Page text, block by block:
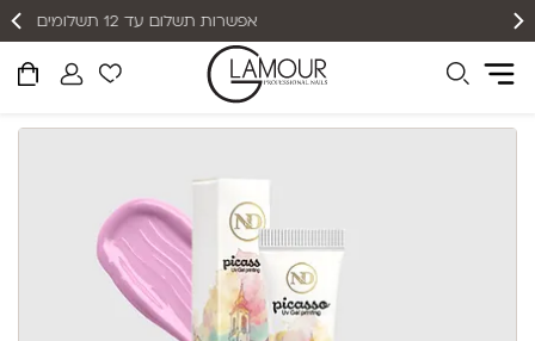
אפשרות תשלום עד 12 תשלומים